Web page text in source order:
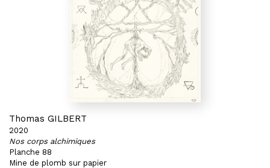
Thomas GILBERT
2020
Nos corps alchimiques
Planche 88
Mine de plomb sur papier